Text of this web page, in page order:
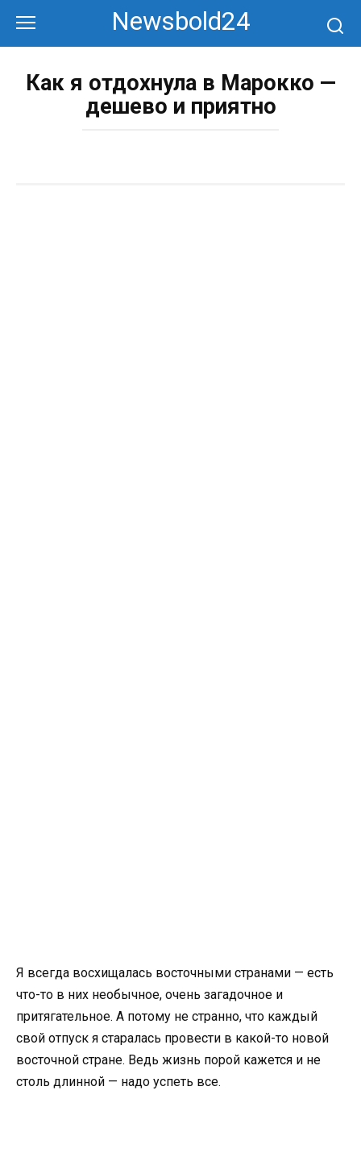
контенту
Newsbold24
Как я отдохнула в Марокко —
дешево и приятно
Я всегда восхищалась восточными странами — есть
что-то в них необычное, очень загадочное и
притягательное. А потому не странно, что каждый
свой отпуск я старалась провести в какой-то новой
восточной стране. Ведь жизнь порой кажется и не
столь длинной — надо успеть все.